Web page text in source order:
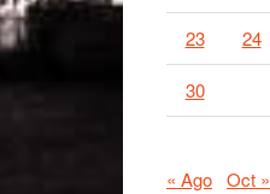
23 24
30
« Ago Oct »